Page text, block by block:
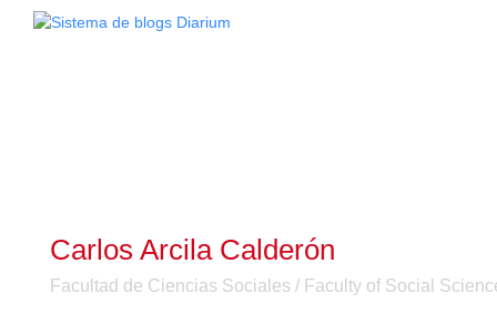
Carlos Arcila Calderón
Facultad de Ciencias Sociales / Faculty of Social